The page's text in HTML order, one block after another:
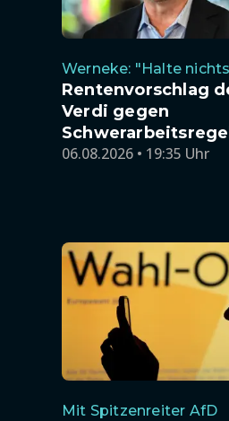
Werneke: "Halte
Rentenvorschlag
Verdi gegen
06.08.2026 • 19:35 Uhr
Mit Spitzenreiter AfD